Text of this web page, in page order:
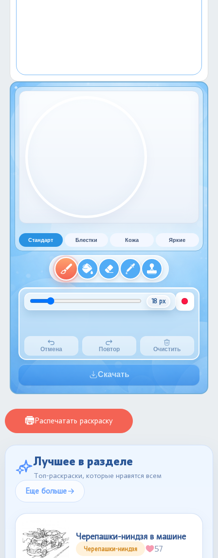
Стандарт Блестки Кожа Яркие
18 px
Отмена Повтор Очистить
Скачать
Распечатать раскраску
Лучшее в разделе
Топ-раскраски, которые нравятся всем
Еще больше
Черепашки-ниндзя в машине
Черепашки-ниндзя 57